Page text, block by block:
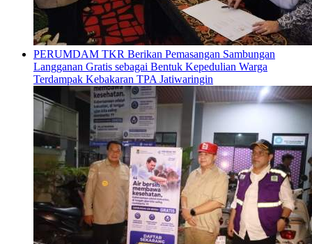
PERUMDAM TKR Berikan Pemasangan Sambungan
Langganan Gratis sebagai Bentuk Kepedulian Warga
Terdampak Kebakaran TPA Jatiwaringin